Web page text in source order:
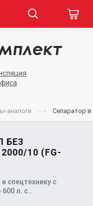
аналоги Сепаратор в
БЕЗ
10 (FG-
спецтехнику с
л. с..